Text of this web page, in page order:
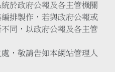
於政府公報及各主管機關
排製作，若與政府公報或
同，以政府公報及各主管
，敬請告知本網站管理人